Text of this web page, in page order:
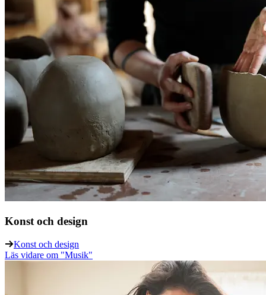
Konst och design
Konst och design
Läs vidare om "Musik"